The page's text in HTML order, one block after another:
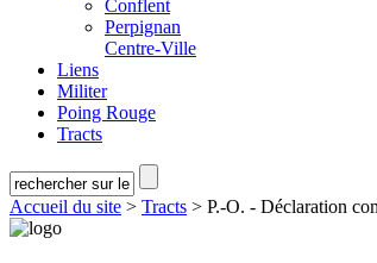
Conflent
Perpignan
Centre-Ville
Liens
Militer
Poing Rouge
Tracts
Accueil du site > Tracts > P.-O. - Déclaration